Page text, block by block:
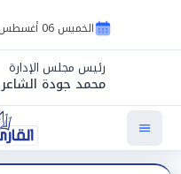
الخميس 06 أغسطس 2026
رئيس مجلس الإدارة
محمد جودة الشاعر